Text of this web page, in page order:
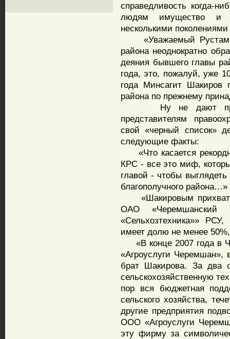
справедливость когда-
людям имущество и
несколькими
«Уважаемый Рустам
района неоднократно
деяния бывшего главы
года, это, пожалуй, уже
года Минсагит Шакиров
района по прежнему
Ну не дают
представителям
свой «черный список»
следующие факты:
«Что касается
КРС - все это миф,
главой - чтобы
благополучного района…»
«Шакировым
ОАО «Черемшанский
«Сельхозтехника»»
имеет долю не менее
«В конце 2007 года в
«Агроуслуги Черемшан»,
брат Шакирова. За два
сельскохозяйственную
пор вся бюджетная
сельского хозяйства,
другие предприятия
ООО «Агроуслуги
эту фирму за